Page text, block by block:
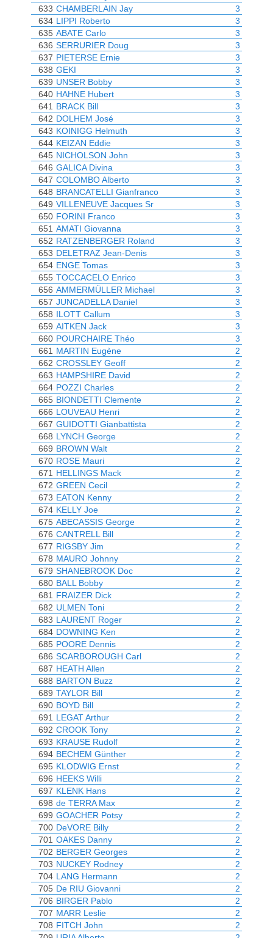
633 CHAMBERLAIN Jay
3
634 LIPPI Roberto
3
635 ABATE Carlo
3
636 SERRURIER Doug
3
637 PIETERSE Ernie
3
638 GEKI
3
639 UNSER Bobby
3
640 HAHNE Hubert
3
641 BRACK Bill
3
642 DOLHEM José
3
643 KOINIGG Helmuth
3
644 KEIZAN Eddie
3
645 NICHOLSON John
3
646 GALICA Divina
3
647 COLOMBO Alberto
3
648 BRANCATELLI Gianfranco
3
649 VILLENEUVE Jacques Sr
3
650 FORINI Franco
3
651 AMATI Giovanna
3
652 RATZENBERGER Roland
3
653 DELETRAZ Jean-Denis
3
654 ENGE Tomas
3
655 TOCCACELO Enrico
3
656 AMMERMÜLLER Michael
3
657 JUNCADELLA Daniel
3
658 ILOTT Callum
3
659 AITKEN Jack
3
660 POURCHAIRE Théo
3
661 MARTIN Eugène
2
662 CROSSLEY Geoff
2
663 HAMPSHIRE David
2
664 POZZI Charles
2
665 BIONDETTI Clemente
2
666 LOUVEAU Henri
2
667 GUIDOTTI Gianbattista
2
668 LYNCH George
2
669 BROWN Walt
2
670 ROSE Mauri
2
671 HELLINGS Mack
2
672 GREEN Cecil
2
673 EATON Kenny
2
674 KELLY Joe
2
675 ABECASSIS George
2
676 CANTRELL Bill
2
677 RIGSBY Jim
2
678 MAURO Johnny
2
679 SHANEBROOK Doc
2
680 BALL Bobby
2
681 FRAIZER Dick
2
682 ULMEN Toni
2
683 LAURENT Roger
2
684 DOWNING Ken
2
685 POORE Dennis
2
686 SCARBOROUGH Carl
2
687 HEATH Allen
2
688 BARTON Buzz
2
689 TAYLOR Bill
2
690 BOYD Bill
2
691 LEGAT Arthur
2
692 CROOK Tony
2
693 KRAUSE Rudolf
2
694 BECHEM Günther
2
695 KLODWIG Ernst
2
696 HEEKS Willi
2
697 KLENK Hans
2
698 de TERRA Max
2
699 GOACHER Potsy
2
700 DeVORE Billy
2
701 OAKES Danny
2
702 BERGER Georges
2
703 NUCKEY Rodney
2
704 LANG Hermann
2
705 De RIU Giovanni
2
706 BIRGER Pablo
2
707 MARR Leslie
2
708 FITCH John
2